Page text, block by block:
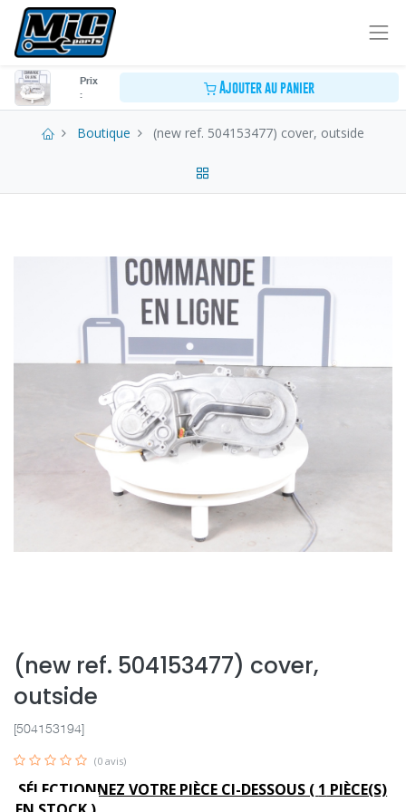
Prix
:
Ajouter au panier
Boutique (new ref. 504153477) cover, outside
(new ref. 504153477) cover,
outside
[504153194]
(0 avis)
SÉLECTIONNEZ VOTRE PIÈCE CI-DESSOUS ( 1 PIÈCE(S)